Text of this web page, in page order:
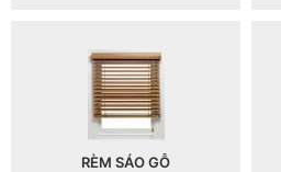
RÈM SÁO GỖ